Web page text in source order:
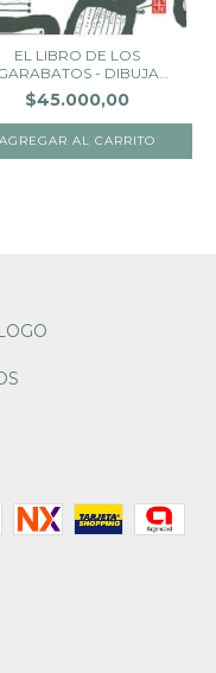
EL LIBRO DE LOS
- DIBUJA
COLOR...
$45.000,00